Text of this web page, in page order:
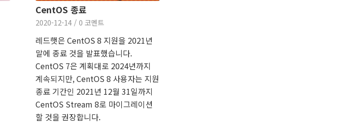
CentOS 종료
2020-12-14 / 0 코멘트
레드햇은 CentOS 8 지원을 2021년
말에 종료 것을 발표했습니다.
CentOS 7은 계획대로 2024년까지
계속되지만, CentOS 8 사용자는 지원
종료 기간인 2021년 12월 31일까지
CentOS Stream 8로 마이그레이션
할 것을 권장합니다.